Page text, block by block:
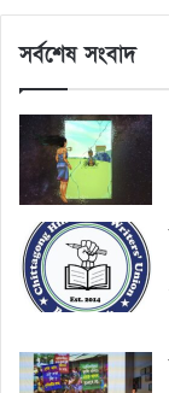
সর্বশেষ সংবাদ